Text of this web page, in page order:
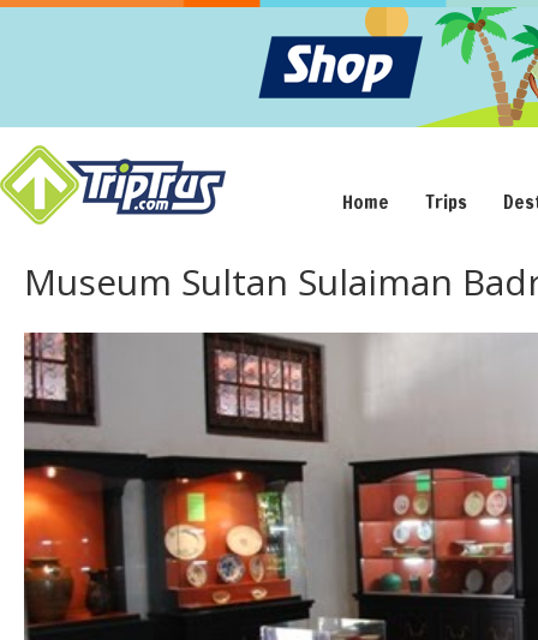
Home Trips
Museum Sultan Sulaiman